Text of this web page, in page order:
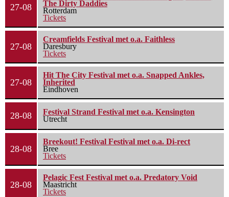
27-08
The Dirty Daddies
Rotterdam
Tickets
27-08
Creamfields Festival met o.a. Faithless
Daresbury
Tickets
27-08
Hit The City Festival met o.a. Snapped Ankles,
Inherited
Eindhoven
28-08
Festival Strand Festival met o.a. Kensington
Utrecht
28-08
Breekout! Festival Festival met o.a. Di-rect
Bree
Tickets
28-08
Pelagic Fest Festival met o.a. Predatory Void
Maastricht
Tickets